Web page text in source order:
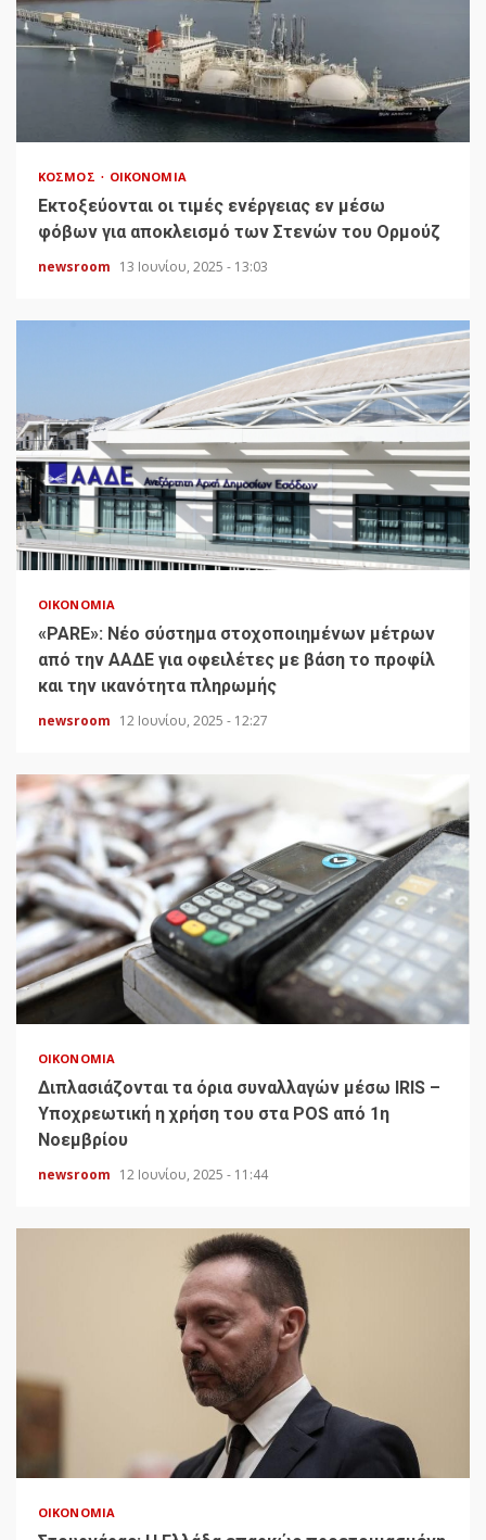
ΚΌΣΜΟΣ ΟΙΚΟΝΟΜΊΑ
Εκτοξεύονται οι τιμές ενέργειας εν μέσω
φόβων για αποκλεισμό των Στενών του Ορμούζ
newsroom 13 Ιουνίου, 2025 - 13:03
ΟΙΚΟΝΟΜΊΑ
«PARE»: Νέο σύστημα στοχοποιημένων μέτρων
από την ΑΑΔΕ για οφειλέτες με βάση το προφίλ
και την ικανότητα πληρωμής
newsroom 12 Ιουνίου, 2025 - 12:27
ΟΙΚΟΝΟΜΊΑ
Διπλασιάζονται τα όρια συναλλαγών μέσω IRIS –
Υποχρεωτική η χρήση του στα POS από 1η
Νοεμβρίου
newsroom 12 Ιουνίου, 2025 - 11:44
ΟΙΚΟΝΟΜΊΑ